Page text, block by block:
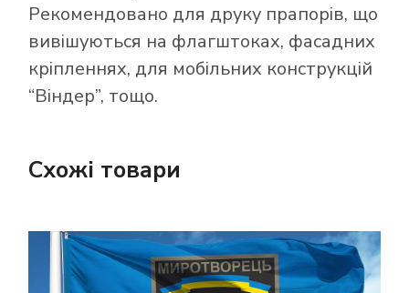
Рекомендовано для друку прапорів, що
вивішуються на флагштоках, фасадних
кріпленнях, для мобільних конструкцій
“Віндер”, тощо.
Схожі товари